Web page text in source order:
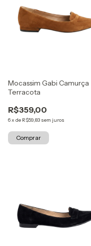
Mocassim Gabi Camurça
Terracota
R$359,00
6x de R$59,83 sem juros
Comprar